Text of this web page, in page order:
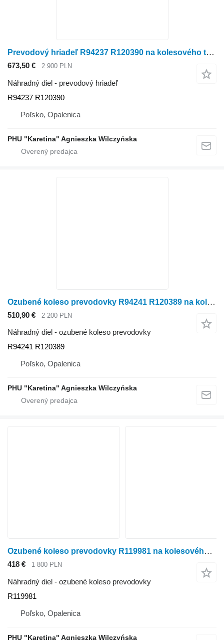
Prevodový hriadeľ R94237 R120390 na kolesového traktora John Deere 7600 7700 7800
673,50 € 2 900 PLN
Náhradný diel - prevodový hriadeľ
R94237 R120390
Poľsko, Opalenica
PHU "Karetina" Agnieszka Wilczyńska
Ozubené koleso prevodovky R94241 R120389 na kolesového traktora John Deere 7600 7700 7800
510,90 € 2 200 PLN
Náhradný diel - ozubené koleso prevodovky
R94241 R120389
Poľsko, Opalenica
PHU "Karetina" Agnieszka Wilczyńska
Ozubené koleso prevodovky R119981 na kolesového traktora John Deere 7600 7700 7800
418 € 1 800 PLN
Náhradný diel - ozubené koleso prevodovky
R119981
Poľsko, Opalenica
PHU "Karetina" Agnieszka Wilczyńska